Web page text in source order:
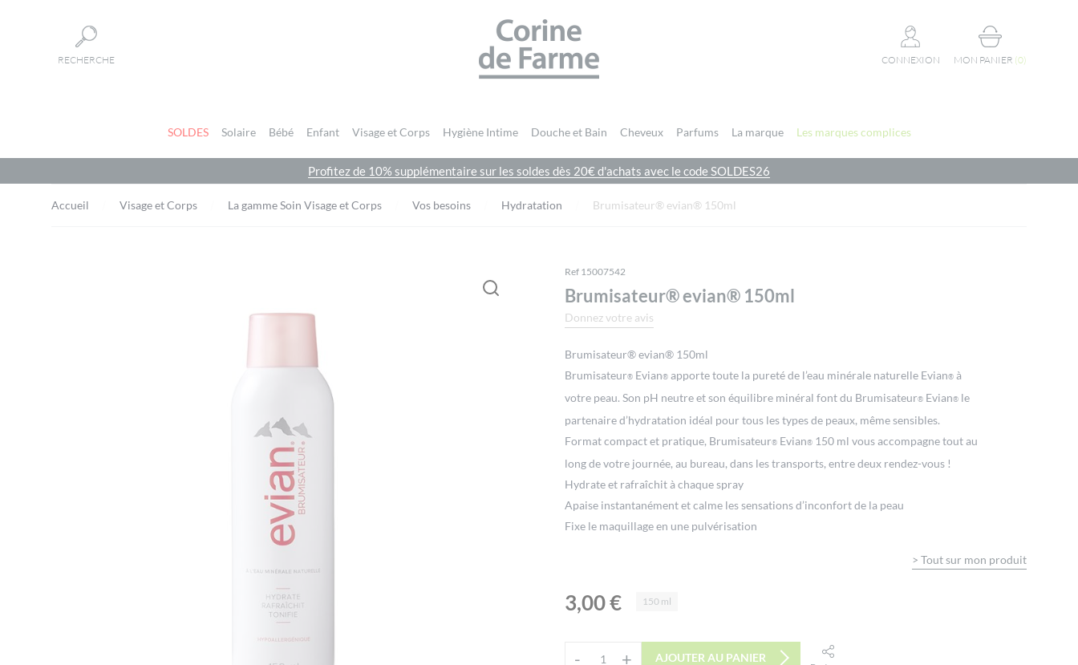
RECHERCHE
CORINE DE FARME SITE OFFICIEL
CONNEXION MON PANIER (0)
SOLDES Solaire Bébé Enfant Visage et Corps Hygiène Intime Douche et Bain Cheveux Parfums La marque Les marques complices
Profitez de 10% supplémentaire sur les soldes dès 20€ d'achats avec le code SOLDES26
Accueil Visage et Corps La gamme Soin Visage et Corps Vos besoins Hydratation Brumisateur® evian® 150ml
Ref 15007542
Brumisateur® evian® 150ml
Donnez votre avis
Brumisateur® evian® 150ml
Brumisateur® Evian® apporte toute la pureté de l’eau minérale naturelle Evian® à
votre peau. Son pH neutre et son équilibre minéral font du Brumisateur® Evian® le
partenaire d’hydratation idéal pour tous les types de peaux, même sensibles.
Format compact et pratique, Brumisateur® Evian® 150 ml vous accompagne tout au
long de votre journée, au bureau, dans les transports, entre deux rendez-vous !
Hydrate et rafraîchit à chaque spray
Apaise instantanément et calme les sensations d’inconfort de la peau
Fixe le maquillage en une pulvérisation
> Tout sur mon produit
3,00€ 150 ml
- + AJOUTER AU PANIER